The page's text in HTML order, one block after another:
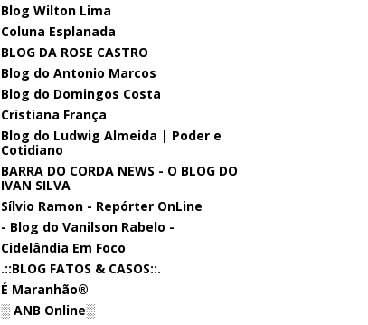
Blog Wilton Lima
Coluna Esplanada
BLOG DA ROSE CASTRO
Blog do Antonio Marcos
Blog do Domingos Costa
Cristiana França
Blog do Ludwig Almeida | Poder e
Cotidiano
BARRA DO CORDA NEWS - O BLOG DO
IVAN SILVA
Sílvio Ramon - Repórter OnLine
- Blog do Vanilson Rabelo -
Cidelândia Em Foco
.::BLOG FATOS & CASOS::.
É Maranhão®
░ ANB Online░